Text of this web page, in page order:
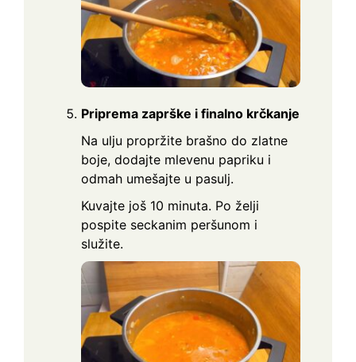
Priprema zaprške i finalno krčkanje
Na ulju propržite brašno do zlatne
boje, dodajte mlevenu papriku i
odmah umešajte u pasulj.
Kuvajte još 10 minuta. Po želji
pospite seckanim peršunom i
služite.